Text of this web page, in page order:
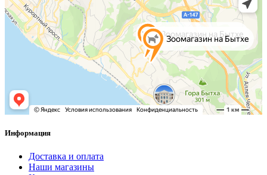
Информация
Доставка и оплата
Наши магазины